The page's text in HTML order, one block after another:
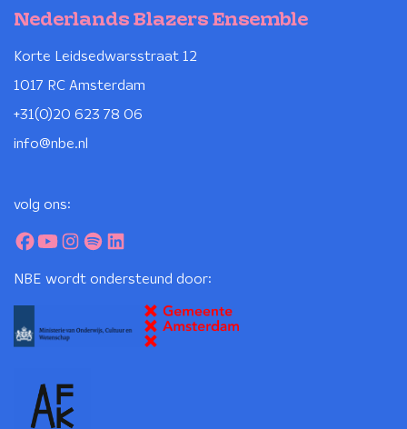
Nederlands Blazers Ensemble
Korte Leidsedwarsstraat 12
1017 RC Amsterdam
+31(0)20 623 78 06
info@nbe.nl
volg ons:
NBE wordt ondersteund door: